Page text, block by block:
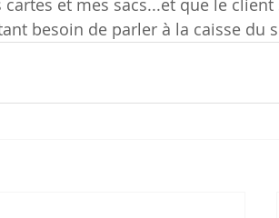
et mes sacs...et que le
besoin de parler à la caisse du